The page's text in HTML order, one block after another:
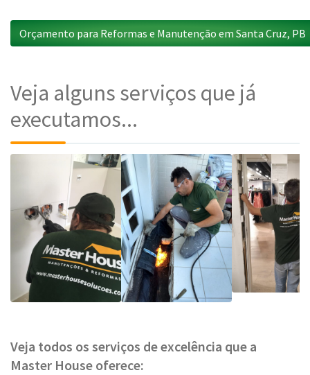
Orçamento para Reformas e Manutenção em Santa Cruz, PB
Veja alguns serviços que já
executamos...
Veja todos os serviços de excelência que a
Master House oferece: